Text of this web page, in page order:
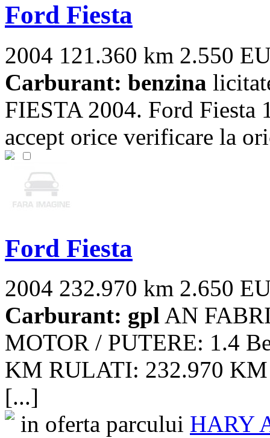
Ford Fiesta
2004 121.360 km 2.550
Carburant: benzina
FIESTA 2004. Ford Fiesta
accept orice verificare la
Ford Fiesta
2004 232.970 km 2.650
Carburant: gpl AN
MOTOR / PUTERE: 1.4
KM RULATI: 232.970 KM
[...]
in oferta parcului HARY